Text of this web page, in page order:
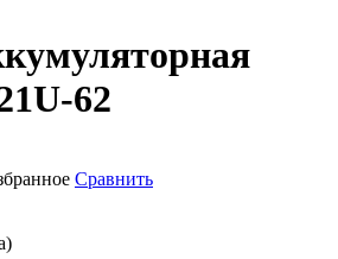
62
Сравнить